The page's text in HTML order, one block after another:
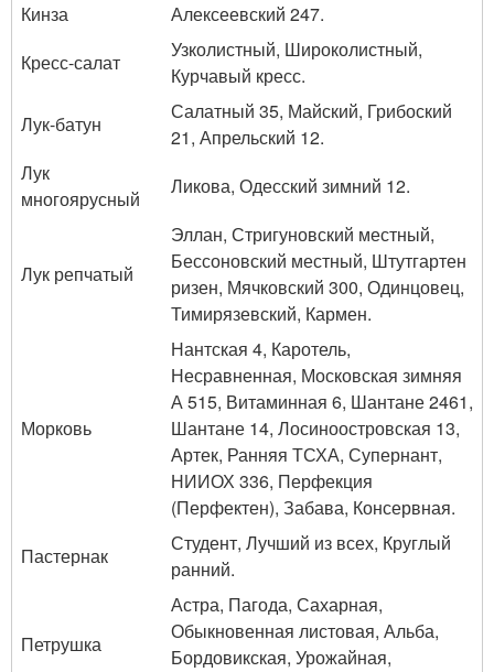
Кинза
Алексеевский 247.
Кресс-салат
Узколистный, Широколистный,
Курчавый кресс.
Лук-батун
Салатный 35, Майский, Грибоский
21, Апрельский 12.
Лук
многоярусный
Ликова, Одесский зимний 12.
Лук репчатый
Эллан, Стригуновский местный,
Бессоновский местный, Штутгартен
ризен, Мячковский 300, Одинцовец,
Тимирязевский, Кармен.
Морковь
Нантская 4, Каротель,
Несравненная, Московская зимняя
А 515, Витаминная 6, Шантане 2461,
Шантане 14, Лосиноостровская 13,
Артек, Ранняя ТСХА, Супернант,
НИИОХ 336, Перфекция
(Перфектен), Забава, Консервная.
Пастернак
Студент, Лучший из всех, Круглый
ранний.
Петрушка
Астра, Пагода, Сахарная,
Обыкновенная листовая, Альба,
Бордовикская, Урожайная,